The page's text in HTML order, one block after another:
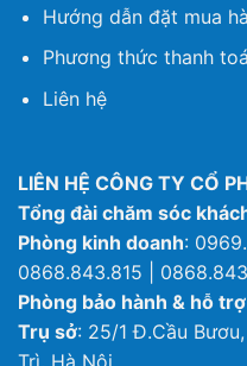
Hướng dẫn đặt mua
Phương thức thanh
Liên hệ
LIÊN HỆ CÔNG TY CỔ
Tổng đài chăm sóc
Phòng kinh doanh:
0868.843.815 |
Phòng bảo hành & hỗ
Trụ sở: 25/1 Đ.Cầu
Trì, Hà Nội